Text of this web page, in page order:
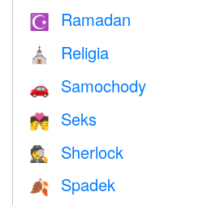
☪️ Ramadan
⛪️ Religia
🚗 Samochody
💏 Seks
🕵️ Sherlock
🍂 Spadek